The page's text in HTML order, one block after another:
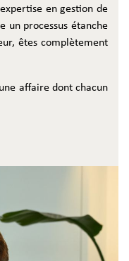
en gestion de
un processus étanche
êtes complètement
affaire dont chacun